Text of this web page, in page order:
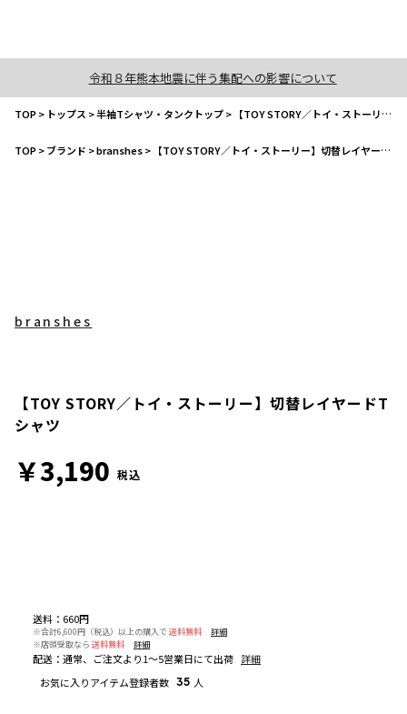
令和８年熊本地震に伴う集配への影響について
TOP> トップス >半袖Tシャツ・タンクトップ> 【TOY STORY／トイ・ストーリー】切替レイヤードTシャツ
TOP>ブランド >branshes> 【TOY STORY／トイ・ストーリー】切替レイヤードTシャツ
送料 ： 660円
※合計6,600円（税込）以上の購入で 送料無料
詳細
※店頭受取なら 送料無料 詳細
配送 ： 通常、ご注文より1～5営業日にて出荷 詳細
お気に入りアイテム登録者数 35 人
branshes
【TOY STORY／トイ・ストーリー】切替レイヤードT
シャツ
￥3,190 税込